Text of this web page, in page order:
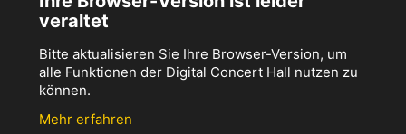
veraltet
Bitte aktualisieren Sie Ihre Browser-Version, um
alle Funktionen der Digital Concert Hall nutzen zu
können.
Mehr erfahren